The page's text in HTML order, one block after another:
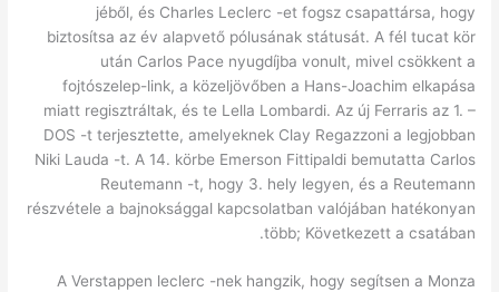
jéből, és Charles Leclerc -et fogsz csapattársa, hogy
biztosítsa az év alapvető pólusának státusát. A fél tucat kör
után Carlos Pace nyugdíjba vonult, mivel csökkent a
fojtószelep-link, a közeljövőben a Hans-Joachim elkapása
miatt regisztráltak, és te Lella Lombardi. Az új Ferraris az 1. –
DOS -t terjesztette, amelyeknek Clay Regazzoni a legjobban
Niki Lauda -t. A 14. körbe Emerson Fittipaldi bemutatta Carlos
Reutemann -t, hogy 3. hely legyen, és a Reutemann
részvétele a bajnoksággal kapcsolatban valójában hatékonyan
több; Következett a csatában.
A Verstappen leclerc -nek hangzik, hogy segítsen a Monza